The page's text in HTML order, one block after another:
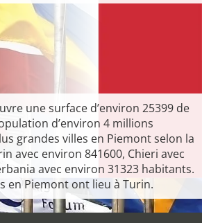
une surface d’environ 25399 de
d’environ 4 millions
grandes villes en Piemont selon la
avec environ 841600, Chieri avec
avec environ 31323 habitants.
en Piemont ont lieu à Turin.